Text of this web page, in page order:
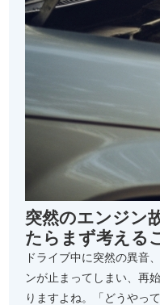
突然のエンジン
たらまず考える
ドライブ中に突然の異音
ンが止まってしまい、再
りますよね。「どうやっ